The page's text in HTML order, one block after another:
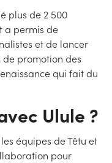
plus de 2 500
a permis de
et de lancer
de promotion des
qui fait du
Ulule ?
équipes de Têtu et
pour